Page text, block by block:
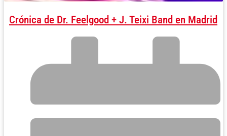
Crónica de Dr. Feelgood + J. Teixi Band en Madrid